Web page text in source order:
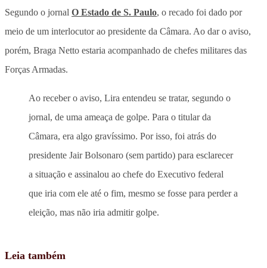
Segundo o jornal O Estado de S. Paulo, o recado foi dado por
meio de um interlocutor ao presidente da Câmara. Ao dar o aviso,
porém, Braga Netto estaria acompanhado de chefes militares das
Forças Armadas.
Ao receber o aviso, Lira entendeu se tratar, segundo o
jornal, de uma ameaça de golpe. Para o titular da
Câmara, era algo gravíssimo. Por isso, foi atrás do
presidente Jair Bolsonaro (sem partido) para esclarecer
a situação e assinalou ao chefe do Executivo federal
que iria com ele até o fim, mesmo se fosse para perder a
eleição, mas não iria admitir golpe.
Leia também